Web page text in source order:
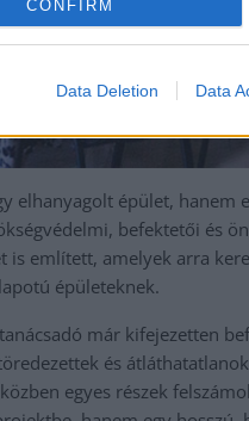
CONFIRM
Data Deletion Data
elhanyagolt épület, hanem
befektetői és
említett, amelyek arra
épületeknek.
már kifejezetten
és
egyes részek